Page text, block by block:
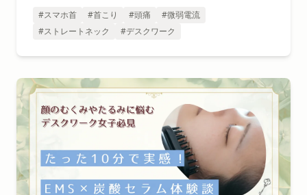
#スマホ首
#首こり #頭痛
#微弱電流
#ストレートネック
#デスクワーク